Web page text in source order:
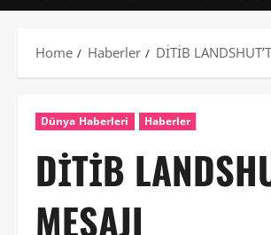
Home Haberler DİTİB
Dünya Haberleri Haberler
DİTİB
MESAJI